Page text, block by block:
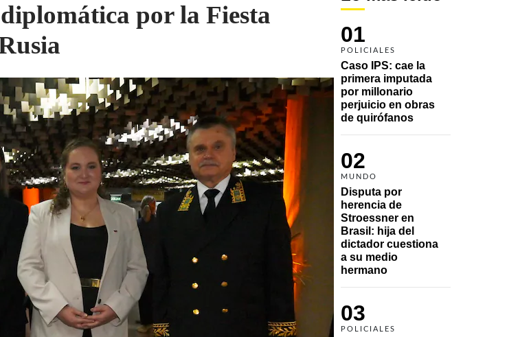
01
POLICIALES
Caso IPS: cae la
primera imputada
por millonario
perjuicio en obras
de quirófanos
02
MUNDO
Disputa por
herencia de
Stroessner en
Brasil: hija del
dictador cuestiona
a su medio
hermano
03
POLICIALES
por la Fiesta